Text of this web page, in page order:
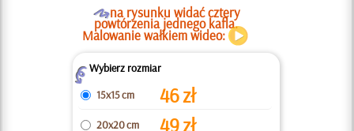
Ona rysunku widać cztery
powtórzenia jednego kafla.
Malowanie wałkiem wideo:
ZWybierz rozmiar
15x15 cm
46zł
20x20 cm 49zł